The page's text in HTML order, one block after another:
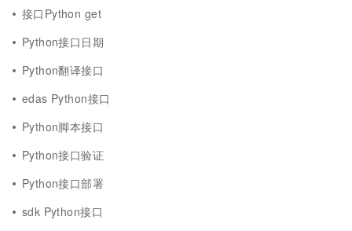
接口Python get
Python接口日期
Python翻译接口
edas Python接口
Python脚本接口
Python接口验证
Python接口部署
sdk Python接口